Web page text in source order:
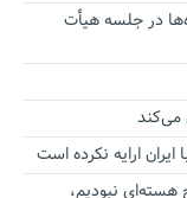
در جلسه هیأت
می‌کند
ارایه نکرده است
هسته‌ای نبودیم،